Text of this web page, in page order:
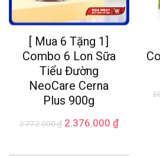
[ Mua 6 Tặng 1]
Combo 6 Lon Sữa
Tiểu Đường
NeoCare Cerna
Plus 900g
2.772.000₫ 2.376.000₫